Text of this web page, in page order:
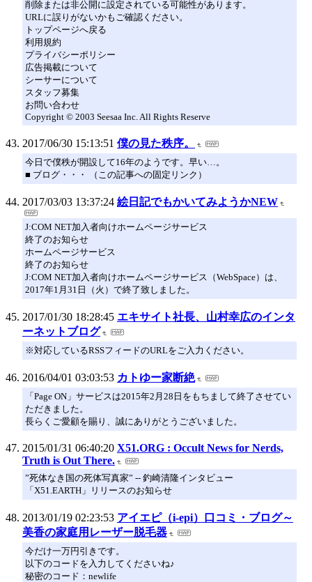
削除または非公開に設定されている可能性があります。
URLに誤りがないかもご確認ください。
トップページへ戻る
利用規約
プライバシーポリシー
広告掲載について
シーサーについて
スタッフ募集
お問い合わせ
Copyright © 2003 Seesaa Inc. All Rights Reserve
2017/06/30 15:13:51 僕の見た秩序。
今日で僕秩が開設して16年のようです。早い…。
■ ブログ・・・ （この記事への固定リンク）
2017/03/03 13:37:24 絵日記でもかいてみようかNEW
J:COM NET加入者向けホームページサービス
終了のお知らせ
ホームページサービス
終了のお知らせ
J:COM NET加入者向けホームページサービス（WebSpace）は、
2017年1月31日（火）で終了致しました。
2017/01/30 18:28:45 エキサイト社長、山村幸広のインタ
ーネットブログ
※対応しているRSSフィードのURLをご入力ください。
2016/04/01 03:03:53 カトゆー家断絶
「Page ON」サービスは2015年2月28日をもちまして終了させてい
ただきました。
長らくご愛顧を賜り、誠にありがとうございました。
2015/01/31 06:40:20 X51.ORG : Occult News for Nerds,
Truth is Out There.
”死体なき国の死体写真家” -- 釣崎清隆インタビュー
「X51.EARTH」リリースのお知らせ
2013/01/19 02:23:53 アイエピ（i-epi）口コミ・ブログ～
美香の家庭用レーザー脱毛器
今だけ一万円引きです。
以下のコードを入力してくださいね♪
秘密のコード：newlife